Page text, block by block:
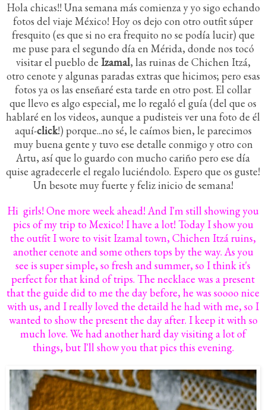
Hola chicas!! Una semana más comienza y yo sigo echando
fotos del viaje México! Hoy os dejo con otro outfit súper
fresquito (es que si no era frequito no se podía lucir) que
me puse para el segundo día en Mérida, donde nos tocó
visitar el pueblo de Izamal, las ruinas de Chichen Itzá,
otro cenote y algunas paradas extras que hicimos; pero esas
fotos ya os las enseñaré esta tarde en otro post. El collar
que llevo es algo especial, me lo regaló el guía (del que os
hablaré en los videos, aunque a pudisteis ver una foto de él
aquí-click!) porque...no sé, le caímos bien, le parecimos
muy buena gente y tuvo ese detalle conmigo y otro con
Artu, así que lo guardo con mucho cariño pero ese día
quise agradecerle el regalo luciéndolo. Espero que os guste!
Un besote muy fuerte y feliz inicio de semana!
Hi girls! One more week ahead! And I'm still showing you
pics of my trip to Mexico! I have a lot! Today I show you
the outfit I wore to visit Izamal town, Chichen Itzá ruins,
another cenote and some others tops by the way. As you
see is super simple, so fresh and summer, so I think it's
perfect for that kind of trips. The necklace was a present
that the guide did to me the day before, he was soooo nice
with us, and I really loved the detaild he had with me, so I
wanted to show the present the day after. I keep it with so
much love. We had another hard day visiting a lot of
things, but I'll show you that pics this evening.